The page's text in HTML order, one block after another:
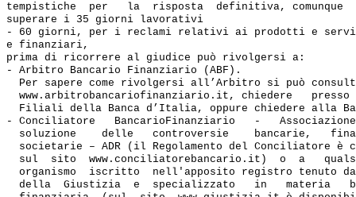
tempistiche  per   la  risposta  definitiva, comunque
superare i 35 giorni lavorativi
- 60 giorni, per i reclami relativi ai prodotti e
e finanziari,
prima di ricorrere al giudice può rivolgersi a:
- Arbitro Bancario Finanziario (ABF).
Per sapere come rivolgersi all’Arbitro si può
www.arbitrobancariofinanziario.it, chiedere   presso
Filiali della Banca d’Italia, oppure chiedere alla
- Conciliatore   BancarioFinanziario   -
soluzione    delle   controversie    bancarie,
societarie – ADR (il Regolamento del Conciliatore è
sul  sito  www.conciliatorebancario.it)  o  a
organismo  iscritto  nell'apposito registro tenuto
della  Giustizia  e  specializzato   in   materia